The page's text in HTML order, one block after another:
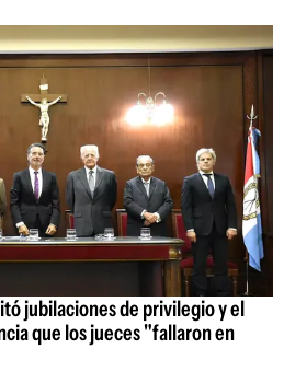
jubilaciones de privilegio y el
que los jueces "fallaron en